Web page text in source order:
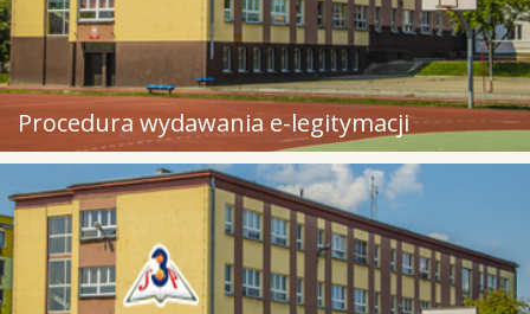
Procedura wydawania e-legitymacji